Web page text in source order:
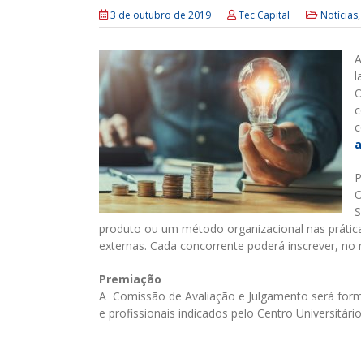
3 de outubro de 2019 Tec Capital Notícias,
produto ou um método organizacional nas
externas. Cada concorrente poderá inscrever,
Premiação
A Comissão de Avaliação e Julgamento será
e profissionais indicados pelo Centro